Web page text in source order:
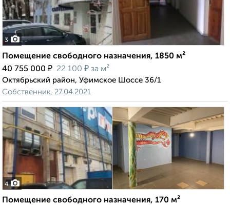
3
Помещение свободного назначения, 1850 м²
40 755 000 ₽ 22 100 ₽ за м²
Октябрьский район, Уфимское Шоссе 36/1
Собственник, 27.04.2021
4
Помещение свободного назначения, 170 м²